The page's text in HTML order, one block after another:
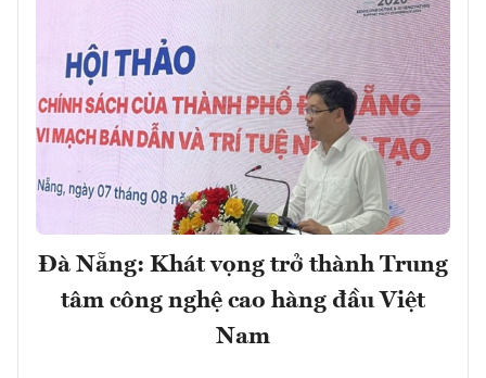
Đà Nẵng: Khát vọng trở thành Trung
tâm công nghệ cao hàng đầu Việt
Nam